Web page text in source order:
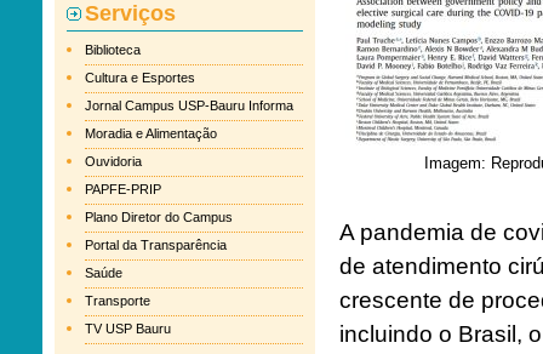
Serviços
Biblioteca
Cultura e Esportes
Jornal Campus USP-Bauru Informa
Moradia e Alimentação
Ouvidoria
PAPFE-PRIP
Plano Diretor do Campus
Portal da Transparência
Saúde
Transporte
TV USP Bauru
Imagem:
A pandemia de
de atendimento
crescente de
incluindo o Brasil,